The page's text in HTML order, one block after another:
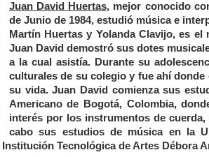
Juan David Huertas, mejor conocido
de Junio de 1984, estudió música e
Martín Huertas y Yolanda Clavijo, es
Juan David demostró sus dotes
a la cual asistía. Durante su
culturales de su colegio y fue ahí
su vida. Juan David comienza sus
Americano de Bogotá, Colombia,
interés por los instrumentos de
cabo sus estudios de música en la
Tecnológica de Artes Débora